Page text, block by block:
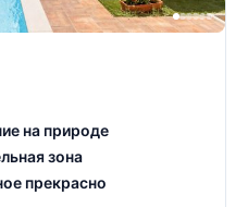
на природе
зона
прекрасно